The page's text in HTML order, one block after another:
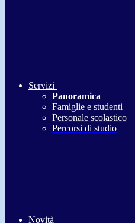
Servizi
Panoramica
Famiglie e studenti
Personale scolastico
Percorsi di studio
Novità